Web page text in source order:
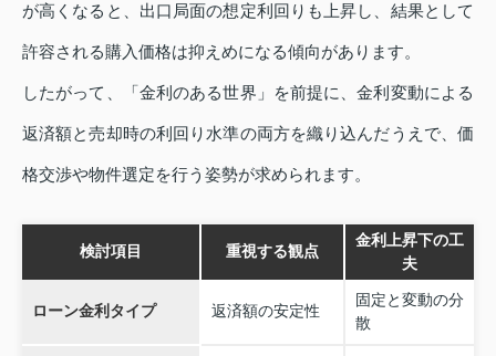
が高くなると、出口局面の想定利回りも上昇し、結果として
許容される購入価格は抑えめになる傾向があります。
したがって、「金利のある世界」を前提に、金利変動による
返済額と売却時の利回り水準の両方を織り込んだうえで、価
格交渉や物件選定を行う姿勢が求められます。
検討項目 重視する観点
金利上昇下の工
夫
ローン金利タイプ 返済額の安定性
固定と変動の分
散